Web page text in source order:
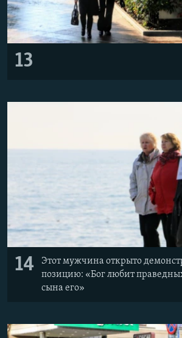
13
14
Этот мужчина открыто
позицию: «Бог любит
сына его»